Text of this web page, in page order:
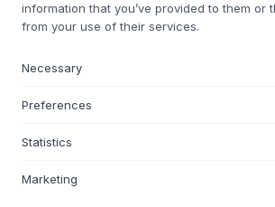
Lustro Base Mirror od Hübschto lustro
w sobie czystą estetykę z praktyczną
forniru dębowego, co nadaje
zintegrowana, mała półka z litego
przemyślany. Jasny kolor dębu podkreśla
To kompaktowe lustro jest idealne do
information that you’ve provided to them or
from your use of their services.
Necessary
Preferences
Statistics
Marketing